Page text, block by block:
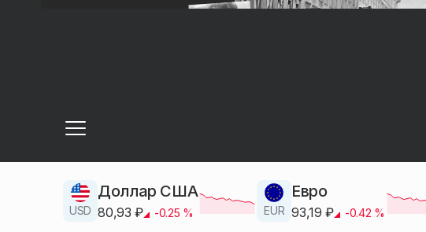
USD
Доллар США
80,93 ₽ -0.25 % EUR
Евро
93,19 ₽ -0.42 %